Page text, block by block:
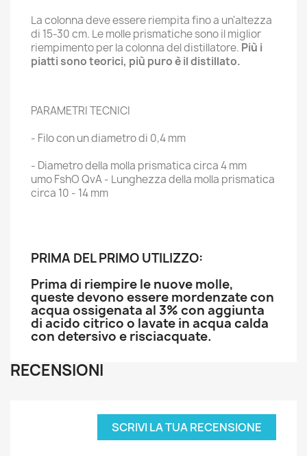
La colonna deve essere riempita fino a un'altezza
di 15-30 cm. Le molle prismatiche sono il miglior
riempimento per la colonna del distillatore. Più i
piatti sono teorici, più puro è il distillato.
PARAMETRI TECNICI
- Filo con un diametro di 0,4 mm
- Diametro della molla prismatica circa 4 mm
umo FshO QvA - Lunghezza della molla prismatica
circa 10 - 14 mm
PRIMA DEL PRIMO UTILIZZO:
Prima di riempire le nuove molle,
queste devono essere mordenzate con
acqua ossigenata al 3% con aggiunta
di acido citrico o lavate in acqua calda
con detersivo e risciacquate.
RECENSIONI
SCRIVI LA TUA RECENSIONE